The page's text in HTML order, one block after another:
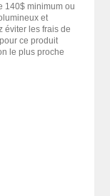
140$ minimum ou
et
éviter les frais de
ce produit
le plus proche